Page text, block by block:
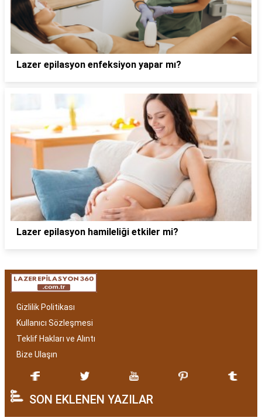
Lazer epilasyon enfeksiyon yapar mı?
Lazer epilasyon hamileliği etkiler mi?
Gizlilik Politikası
Kullanıcı Sözleşmesi
Teklif Hakları ve Alıntı
Bize Ulaşın
SON EKLENEN YAZILAR